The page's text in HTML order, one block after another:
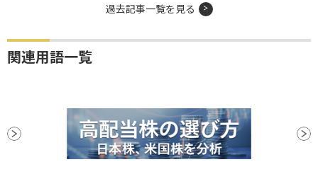
過去記事一覧を見る
関連用語一覧